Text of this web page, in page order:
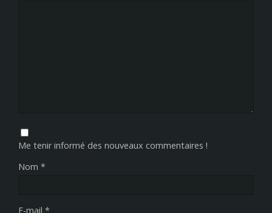
Me tenir informé des nouveaux commentaires !
Nom *
E-mail *